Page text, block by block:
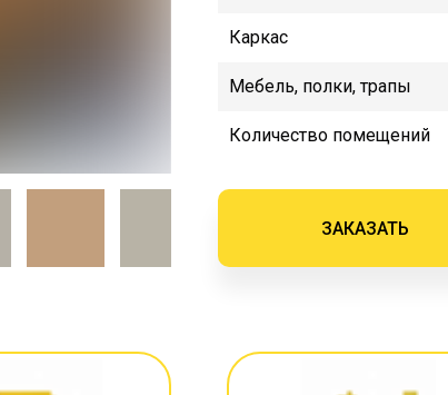
Каркас
Мебель, полки, трапы
Количество помещений
ЗАКАЗАТЬ